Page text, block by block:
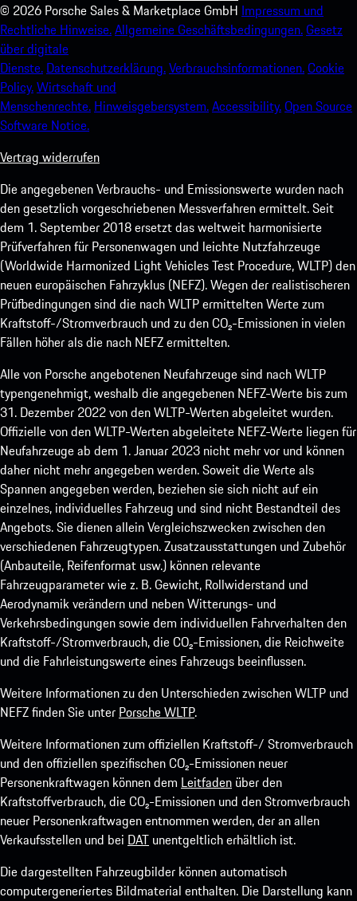
© 2026 Porsche Sales & Marketplace GmbH Impressum und
Rechtliche Hinweise.Allgemeine Geschäftsbedingungen.Gesetz
über digitale
Dienste. Datenschutzerklärung.Verbrauchsinformationen.Cookie
Policy.Wirtschaft und
Menschenrechte. Hinweisgebersystem.Accessibility.Open Source
Software Notice.
Vertrag widerrufen
Die angegebenen Verbrauchs- und Emissionswerte wurden nach
den gesetzlich vorgeschriebenen Messverfahren ermittelt. Seit
dem 1. September 2018 ersetzt das weltweit harmonisierte
Prüfverfahren für Personenwagen und leichte Nutzfahrzeuge
(Worldwide Harmonized Light Vehicles Test Procedure, WLTP) den
neuen europäischen Fahrzyklus (NEFZ). Wegen der realistischeren
Prüfbedingungen sind die nach WLTP ermittelten Werte zum
Kraftstoff-/Stromverbrauch und zu den CO₂-Emissionen in vielen
Fällen höher als die nach NEFZ ermittelten.
Alle von Porsche angebotenen Neufahrzeuge sind nach WLTP
typengenehmigt, weshalb die angegebenen NEFZ-Werte bis zum
31. Dezember 2022 von den WLTP-Werten abgeleitet wurden.
Offizielle von den WLTP-Werten abgeleitete NEFZ-Werte liegen für
Neufahrzeuge ab dem 1. Januar 2023 nicht mehr vor und können
daher nicht mehr angegeben werden. Soweit die Werte als
Spannen angegeben werden, beziehen sie sich nicht auf ein
einzelnes, individuelles Fahrzeug und sind nicht Bestandteil des
Angebots. Sie dienen allein Vergleichszwecken zwischen den
verschiedenen Fahrzeugtypen. Zusatzausstattungen und Zubehör
(Anbauteile, Reifenformat usw.) können relevante
Fahrzeugparameter wie z. B. Gewicht, Rollwiderstand und
Aerodynamik verändern und neben Witterungs- und
Verkehrsbedingungen sowie dem individuellen Fahrverhalten den
Kraftstoff-/Stromverbrauch, die CO₂-Emissionen, die Reichweite
und die Fahrleistungswerte eines Fahrzeugs beeinflussen.
Weitere Informationen zu den Unterschieden zwischen WLTP und
NEFZ finden Sie unter Porsche WLTP.
Weitere Informationen zum offiziellen Kraftstoff-/ Stromverbrauch
und den offiziellen spezifischen CO₂-Emissionen neuer
Personenkraftwagen können dem Leitfaden über den
Kraftstoffverbrauch, die CO₂-Emissionen und den Stromverbrauch
neuer Personenkraftwagen entnommen werden, der an allen
Verkaufsstellen und bei DAT unentgeltlich erhältlich ist.
Die dargestellten Fahrzeugbilder können automatisch
computergeneriertes Bildmaterial enthalten. Die Darstellung kann